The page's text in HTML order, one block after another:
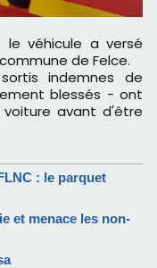
de Felce.
indemnes de
blessés - ont
avant d'être
: le parquet
et menace les non-